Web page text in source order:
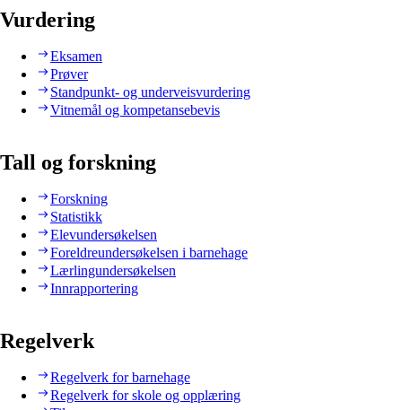
Vurdering
Eksamen
Prøver
Standpunkt- og underveisvurdering
Vitnemål og kompetansebevis
Tall og forskning
Forskning
Statistikk
Elevundersøkelsen
Foreldreundersøkelsen i barnehage
Lærlingundersøkelsen
Innrapportering
Regelverk
Regelverk for barnehage
Regelverk for skole og opplæring